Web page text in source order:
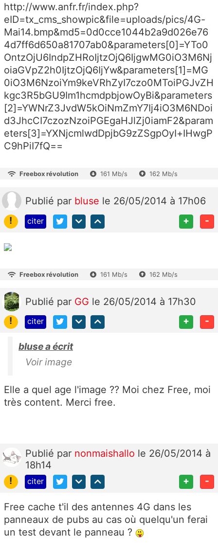
http://www.anfr.fr/index.php?
eID=tx_cms_showpic&file=uploads/pics/4G-
Mai14.bmp&md5=0d0cce1044b2a9d026e76
4d7ff6d650a81707ab0&parameters[0]=YTo0
OntzOjU6IndpZHRoIjtzOjQ6IjgwMG0iO3M6Nj
oiaGVpZ2h0IjtzOjQ6IjYw&parameters[1]=MG
0iO3M6NzoiYm9keVRhZyI7czo0MToiPGJvZH
kgc3R5bGU9Im1hcmdpbjowOyBi&parameters
[2]=YWNrZ3JvdW5kOiNmZmY7Ij4iO3M6NDoi
d3JhcCI7czozNzoiPGEgaHJlZj0iamF2&param
eters[3]=YXNjcmlwdDpjbG9zZSgpOyI+IHwgP
C9hPiI7fQ==
Freebox révolution 161 Mb/s 162 Mb/s
Publié par bluse le 26/05/2014 à 17h06
!
citer + -
Freebox révolution 161 Mb/s 162 Mb/s
Publié par GG le 26/05/2014 à 17h30
!
citer + -
bluse a écrit
Voir image
Elle a quel age l'image ?? Moi chez Free, moi
très content. Merci free.
Publié par nonmaishallo le 26/05/2014 à
18h14
!
citer + -
Free cache t'il des antennes 4G dans les
panneaux de pubs au cas où quelqu'un ferai
un test devant le panneau ?